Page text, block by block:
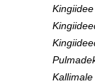
Kingiidee
Kallimale